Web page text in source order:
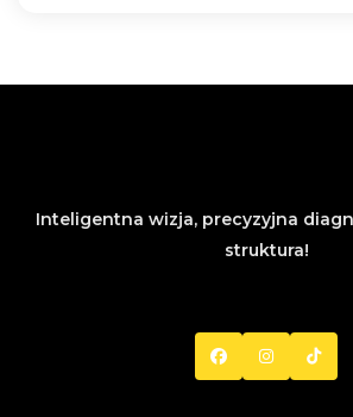
Inteligentna wizja, precyzyjna
struktura!